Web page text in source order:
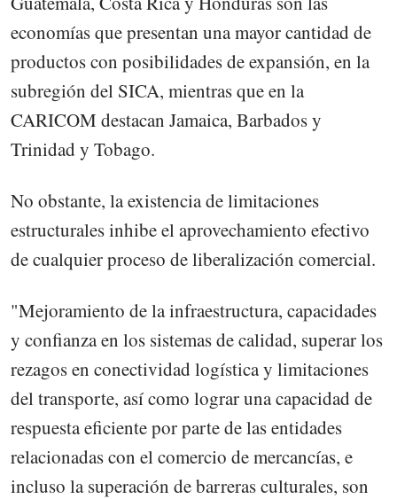
economías que presentan una mayor cantidad de
productos con posibilidades de expansión, en la
subregión del SICA, mientras que en la
CARICOM destacan Jamaica, Barbados y
Trinidad y Tobago.
No obstante, la existencia de limitaciones
estructurales inhibe el aprovechamiento efectivo
de cualquier proceso de liberalización comercial.
"Mejoramiento de la infraestructura, capacidades
y confianza en los sistemas de calidad, superar los
rezagos en conectividad logística y limitaciones
del transporte, así como lograr una capacidad de
respuesta eficiente por parte de las entidades
relacionadas con el comercio de mercancías, e
incluso la superación de barreras culturales, son